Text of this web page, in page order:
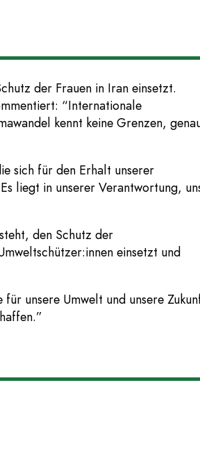
der Frauen in Iran einsetzt.
“Internationale
kennt keine Grenzen,
sich für den Erhalt unserer
liegt in unserer Verantwortung,
den Schutz der
einsetzt und
unsere Umwelt und unsere